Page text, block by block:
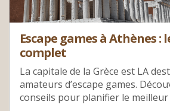
Escape games à Athènes :
complet
La capitale de la Grèce est LA
amateurs d’escape games.
conseils pour planifier le meilleur